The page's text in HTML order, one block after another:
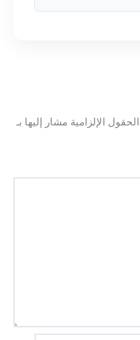
الحقول الإلزامية مشار إليها بـ